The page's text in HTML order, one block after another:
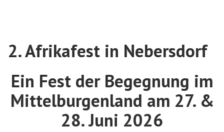
2. Afrikafest in Nebersdorf
Ein Fest der Begegnung im
Mittelburgenland am 27. &
28. Juni 2026